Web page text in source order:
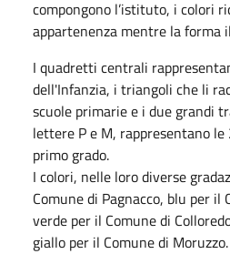
compongono l’istituto, i colori
appartenenza mentre la forma
I quadretti centrali
dell'Infanzia, i triangoli che li
scuole primarie e i due grandi
lettere P e M, rappresentano le
primo grado.
I colori, nelle loro diverse
Comune di Pagnacco, blu per il
verde per il Comune di
giallo per il Comune di Moruzzo.